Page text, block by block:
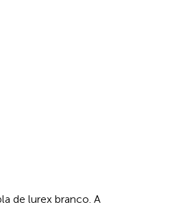
de lurex branco. A